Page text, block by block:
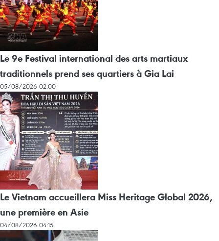
Le 9e Festival international des arts martiaux
traditionnels prend ses quartiers à Gia Lai
05/08/2026 02:00
Le Vietnam accueillera Miss Heritage Global 2026,
une première en Asie
04/08/2026 04:15